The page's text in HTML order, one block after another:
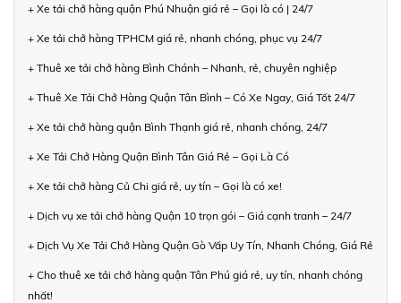
+ Xe tải chở hàng quận Phú Nhuận giá rẻ – Gọi là có | 24/7
+ Xe tải chở hàng TPHCM giá rẻ, nhanh chóng, phục vụ 24/7
+ Thuê xe tải chở hàng Bình Chánh – Nhanh, rẻ, chuyên nghiệp
+ Thuê Xe Tải Chở Hàng Quận Tân Bình – Có Xe Ngay, Giá Tốt 24/7
+ Xe tải chở hàng quận Bình Thạnh giá rẻ, nhanh chóng, 24/7
+ Xe Tải Chở Hàng Quận Bình Tân Giá Rẻ – Gọi Là Có
+ Xe tải chở hàng Củ Chi giá rẻ, uy tín – Gọi là có xe!
+ Dịch vụ xe tải chở hàng Quận 10 trọn gói – Giá cạnh tranh – 24/7
+ Dịch Vụ Xe Tải Chở Hàng Quận Gò Vấp Uy Tín, Nhanh Chóng, Giá Rẻ
+ Cho thuê xe tải chở hàng quận Tân Phú giá rẻ, uy tín, nhanh chóng
nhất!